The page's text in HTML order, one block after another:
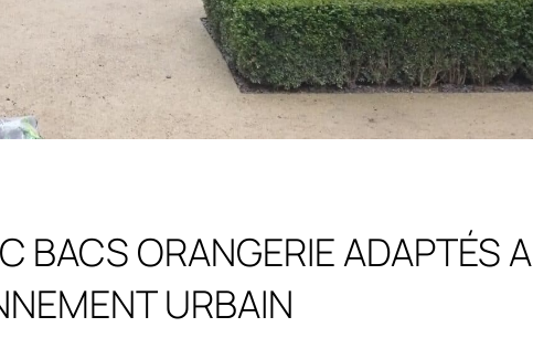
BACS ORANGERIE ADAPTÉS A
URBAIN